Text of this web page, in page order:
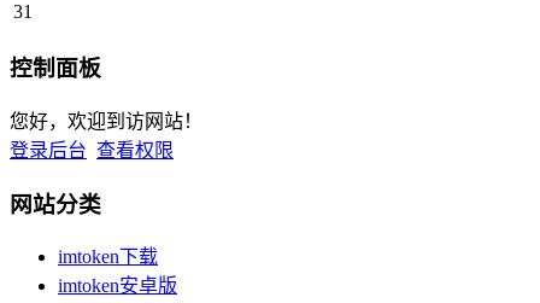
31
控制面板
您好，欢迎到访网站！
登录后台 查看权限
网站分类
imtoken下载
imtoken安卓版